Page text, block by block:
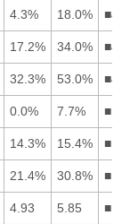
4.3% 18.0%
17.2% 34.0%
32.3% 53.0%
0.0% 7.7%
14.3% 15.4%
21.4% 30.8%
4.93 5.85